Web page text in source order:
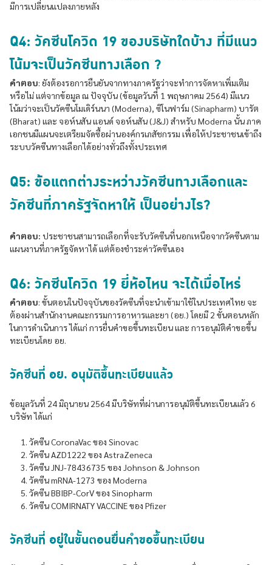
มีการเปลี่ยนแปลงภายหลัง
Q4: วัคซีนโควิด 19 ของบริษัทใดบ้าง ที่มีแนว
โน้มจะเป็นวัคซีนทางเลือก ?
คำตอบ: ยังต้องรอการยืนยันจากทางภาครัฐว่าจะทำการจัดหาเพิ่มเติม
หรือไม่ แต่จากข้อมูล ณ ปัจจุบัน (ข้อมูลวันที่ 1 พฤษภาคม 2564) มีแนว
โน้มว่าจะเป็นวัคซีนโมเดิร์นนา (Moderna), ซิโนฟาร์ม (Sinapharm) บารัต
(Bharat) และ จอห์นสัน แอนด์ จอห์นสัน (J&J) สำหรับ Moderna นั้น ภาค
เอกชนมีแผนจะเตรียมจัดซื้อผ่านองค์กรเภสัชกรรม เพื่อให้ประชาชนเข้าถึง
ระบบวัคซีนทางเลือกได้อย่างทั่วถึงทั้งประเทศ
Q5: ข้อแตกต่างระหว่างวัคซีนทางเลือกและ
วัคซีนที่ภาครัฐจัดหาให้ เป็นอย่างไร?
คำตอบ: ประชาชนสามารถเลือกที่จะรับวัคซีนที่นอกเหนือจากวัคซีนตาม
แผนงานที่ภาครัฐจัดหาได้ แต่ต้องชำระค่าวัคซีนเอง
Q6: วัคซีนโควิด 19 ยี่ห้อไหน จะได้เมื่อไหร่
คำตอบ: ขั้นตอนในปัจจุบันของวัคซีนที่จะนำเข้ามาใช้ในประเทศไทย จะ
ต้องผ่านสำนักงานคณะกรรมการอาหารและยา (อย.) โดยมี 2 ขั้นตอนหลัก
ในการดำเนินการ ได้แก่ การยื่นคำขอขึ้นทะเบียน และ การอนุมัติคำขอขึ้น
ทะเบียนโดย อย.
วัคซีนที่ อย. อนุมัติขึ้นทะเบียนแล้ว
ข้อมูลวันที่ 24 มิถุนายน 2564 มีบริษัทที่ผ่านการอนุมัติขึ้นทะเบียนแล้ว 6
บริษัท ได้แก่
วัคซีน CoronaVac ของ Sinovac
วัคซีน AZD1222 ของ AstraZeneca
วัคซีน JNJ-78436735 ของ Johnson & Johnson
วัคซีน mRNA-1273 ของ Moderna
วัคซีน BBIBP-CorV ของ Sinopharm
วัคซีน COMIRNATY VACCINE ของ Pfizer
วัคซีนที่ อยู่ในขั้นตอนยื่นคำขอขึ้นทะเบียน